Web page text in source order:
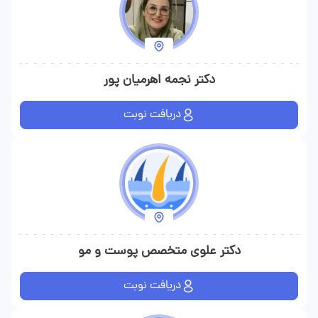
دکتر نجمه اهرمیان پور
دریافت نوبت
دکتر علوی متخصص پوست و مو
دریافت نوبت